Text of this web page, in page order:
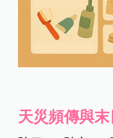
天災頻傳與